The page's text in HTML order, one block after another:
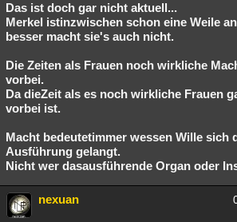
Das ist doch gar nicht aktuell...
Merkel istinzwischen schon eine Weile
besser macht sie's auch nicht.
Die Zeiten als Frauen noch wirkliche
vorbei.
Da dieZeit als es noch wirkliche Frauen
vorbei ist.
Macht bedeutetimmer wessen Wille sich
Ausführung gelangt.
Nicht wer dasausführende Organ oder
nexuan